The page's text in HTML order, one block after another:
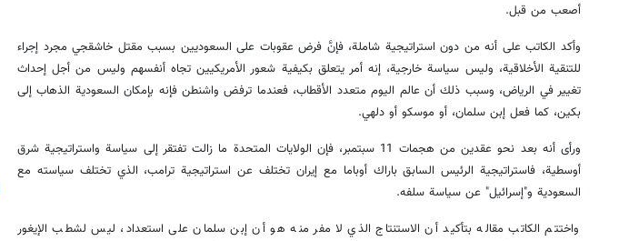
أصعب من قبل.
وأكد الكاتب على أنه من دون استراتيجية شاملة، فإنَّ فرض عقوبات على السعوديين بسبب مقتل خاشقجي مجرد إجراء
للتنقية الأخلاقية، وليس سياسة خارجية، إنه أمر يتعلق بكيفية شعور الأمريكيين تجاه أنفسهم وليس من أجل إحداث
تغيير في الرياض، وسبب ذلك أن عالم اليوم متعدد الأقطاب، فعندما ترفض واشنطن فإنه بإمكان السعودية الذهاب إلى
بكين، كما فعل إبن سلمان، أو موسكو أو دلهي.
ورأى أنه بعد نحو عقدين من هجمات 11 سبتمبر، فإن الولايات المتحدة ما زالت تفتقر إلى سياسة واستراتيجية شرق
أوسطية، فاستراتيجية الرئيس السابق باراك أوباما مع إيران تختلف عن استراتيجية ترامب، الذي تختلف سياسته مع
السعودية و"إسرائيل" عن سياسة سلفه.
واختتم الكاتب مقاله بتأكيد أن الاستنتاج الذي لا مفر منه هو أن إبن سلمان على استعداد، ليس لشطب الإيغور